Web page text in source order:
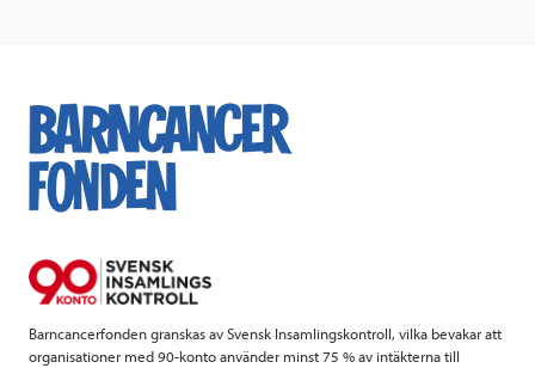
b
t
Barncancerfonden granskas av Svensk Insamlingskontroll, vilka bevakar att
organisationer med 90-konto använder minst 75 % av intäkterna till